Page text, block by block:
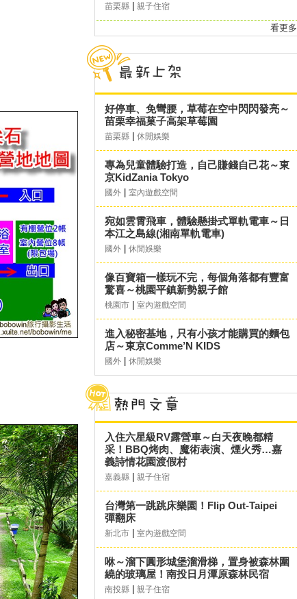
苗栗縣 親子住宿
看更多
好停車、免彎腰，草莓在空中閃閃發亮～
苗栗幸福菓子高架草莓園
苗栗縣 休閒娛樂
專為兒童體驗打造，自己賺錢自己花～東
京KidZania Tokyo
國外 室內遊戲空間
宛如雲霄飛車，體驗懸掛式單軌電車～日
本江之島線(湘南單軌電車)
國外 休閒娛樂
像百寶箱一樣玩不完，每個角落都有豐富
驚喜～桃園平鎮新勢親子館
桃園市 室內遊戲空間
進入秘密基地，只有小孩才能購買的麵包
店～東京Comme’N KIDS
國外 休閒娛樂
入住六星級RV露營車～白天夜晚都精
采！BBQ烤肉、魔術表演、煙火秀…嘉
義詩情花園渡假村
嘉義縣 親子住宿
台灣第一跳跳床樂園！Flip Out-Taipei
彈翻床
新北市 室內遊戲空間
咻～溜下圓形城堡溜滑梯，置身被森林圍
繞的玻璃屋！南投日月潭原森林民宿
南投縣 親子住宿